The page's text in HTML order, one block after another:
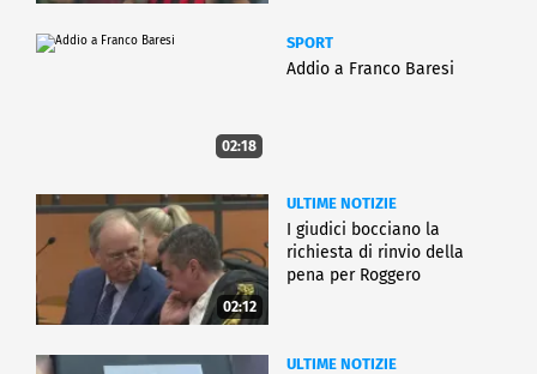
02:18
SPORT
Addio a Franco Baresi
02:12
ULTIME NOTIZIE
I giudici bocciano la
richiesta di rinvio della
pena per Roggero
ULTIME NOTIZIE